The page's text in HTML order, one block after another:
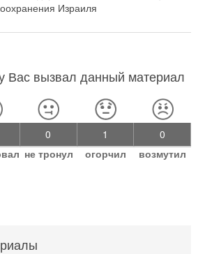
Израиля
Вас вызвал данный материал
0
не тронул
1
огорчил
0
возмутил